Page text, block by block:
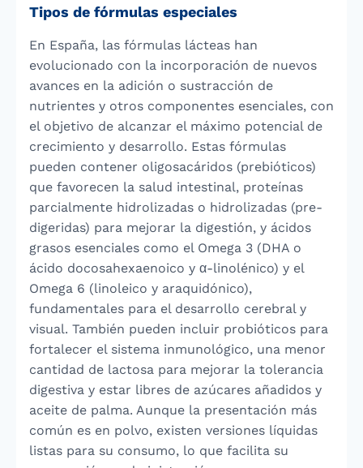
Tipos de fórmulas especiales
En España, las fórmulas lácteas han
evolucionado con la incorporación de nuevos
avances en la adición o sustracción de
nutrientes y otros componentes esenciales, con
el objetivo de alcanzar el máximo potencial de
crecimiento y desarrollo. Estas fórmulas
pueden contener oligosacáridos (prebióticos)
que favorecen la salud intestinal, proteínas
parcialmente hidrolizadas o hidrolizadas (pre-
digeridas) para mejorar la digestión, y ácidos
grasos esenciales como el Omega 3 (DHA o
ácido docosahexaenoico y α-linolénico) y el
Omega 6 (linoleico y araquidónico),
fundamentales para el desarrollo cerebral y
visual. También pueden incluir probióticos para
fortalecer el sistema inmunológico, una menor
cantidad de lactosa para mejorar la tolerancia
digestiva y estar libres de azúcares añadidos y
aceite de palma. Aunque la presentación más
común es en polvo, existen versiones líquidas
listas para su consumo, lo que facilita su